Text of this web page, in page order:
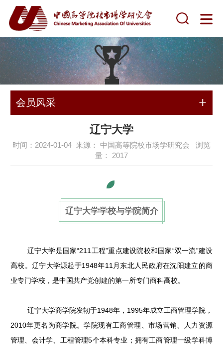
会员风采
辽宁大学
时间：2024-01-04 来源： 中国高等院校市场学研究会 浏览
量： 2017
辽宁大学学校与学院简介
辽宁大学是国家“211工程”重点建设院校和国家“双一流”建设
高校。辽宁大学源起于1948年11月东北人民政府在沈阳建立的商
业专门学校，是中国共产党创建的第一所专门商科高校。
辽宁大学商学院发轫于1948年，1995年成立工商管理学院，
2010年更名为商学院。学院现有工商管理、市场营销、人力资源
管理、会计学、工程管理5个本科专业；拥有工商管理一级学科博